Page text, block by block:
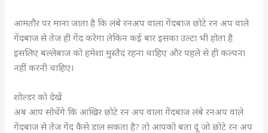
आमतौर पर माना जाता है कि लंबे रनअप वाला गेंदबाज छोटे रन अप वाले
गेंदबाज से तेज ही गेंद करेगा लेकिन कई बार इसका उल्टा भी होता है
इसलिए बल्लेबाज को हमेशा मुस्तैद रहना चाहिए और पहले से ही कल्पना
नहीं करनी चाहिए।
शोल्डर को देखें
अब आप सोचेंगे कि आखिर छोटे रन अप वाला गेंदबाज लंबे रनअप वाले
गेंदबाज से तेज गेंद कैसे डाल सकता है? तो आपको बता दूं जो छोटे रन अप